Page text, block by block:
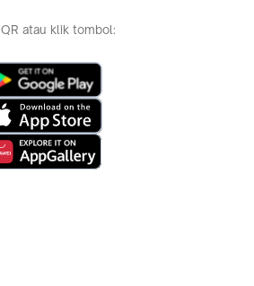
atau klik tombol: